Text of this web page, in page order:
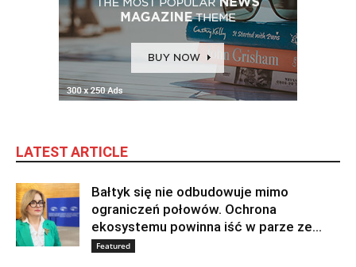
LATEST ARTICLE
Bałtyk się nie odbudowuje mimo
ograniczeń połowów. Ochrona
ekosystemu powinna iść w parze ze...
Featured